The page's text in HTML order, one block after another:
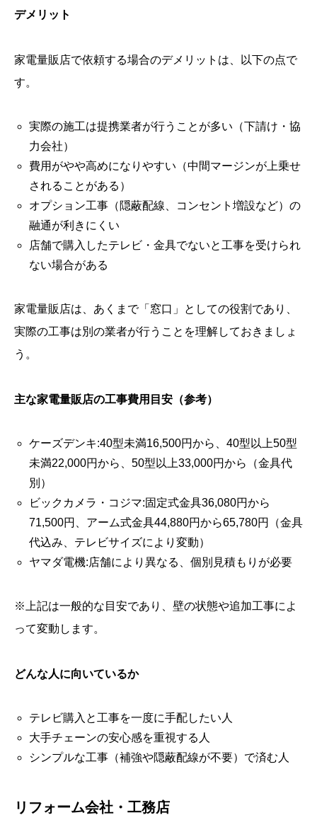
デメリット
家電量販店で依頼する場合のデメリットは、以下の点で
す。
実際の施工は提携業者が行うことが多い（下請け・協
力会社）
費用がやや高めになりやすい（中間マージンが上乗せ
されることがある）
オプション工事（隠蔽配線、コンセント増設など）の
融通が利きにくい
店舗で購入したテレビ・金具でないと工事を受けられ
ない場合がある
家電量販店は、あくまで「窓口」としての役割であり、
実際の工事は別の業者が行うことを理解しておきましょ
う。
主な家電量販店の工事費用目安（参考）
ケーズデンキ:40型未満16,500円から、40型以上50型
未満22,000円から、50型以上33,000円から（金具代
別）
ビックカメラ・コジマ:固定式金具36,080円から
71,500円、アーム式金具44,880円から65,780円（金具
代込み、テレビサイズにより変動）
ヤマダ電機:店舗により異なる、個別見積もりが必要
※上記は一般的な目安であり、壁の状態や追加工事によ
って変動します。
どんな人に向いているか
テレビ購入と工事を一度に手配したい人
大手チェーンの安心感を重視する人
シンプルな工事（補強や隠蔽配線が不要）で済む人
リフォーム会社・工務店